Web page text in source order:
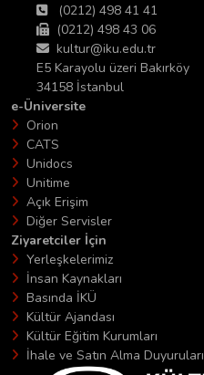
(0212) 498 41 41
(0212) 498 43 06
kultur@iku.edu.tr
E5 Karayolu üzeri Bakırköy
34158 İstanbul
e-Üniversite
Orion
CATS
Unidocs
Unitime
Açık Erişim
Diğer Servisler
Ziyaretciler İçin
Yerleşkelerimiz
İnsan Kaynakları
Basında İKÜ
Kültür Ajandası
Kültür Eğitim Kurumları
İhale ve Satın Alma Duyuruları